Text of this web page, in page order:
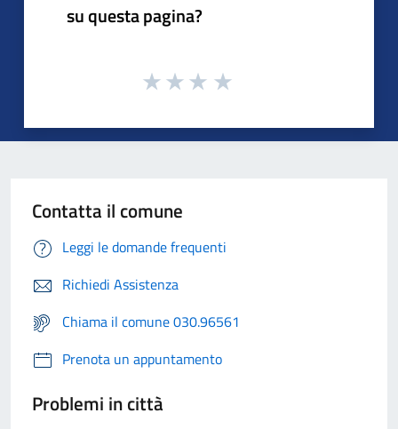
su questa pagina?
Contatta il comune
Leggi le domande frequenti
Richiedi Assistenza
Chiama il comune 030.96561
Prenota un appuntamento
Problemi in città